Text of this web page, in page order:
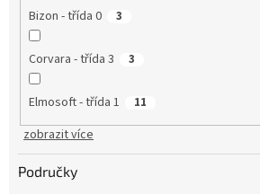
Bizon - třída 0 3
Corvara - třída 3 3
Elmosoft - třída 1 11
zobrazit více
Područky